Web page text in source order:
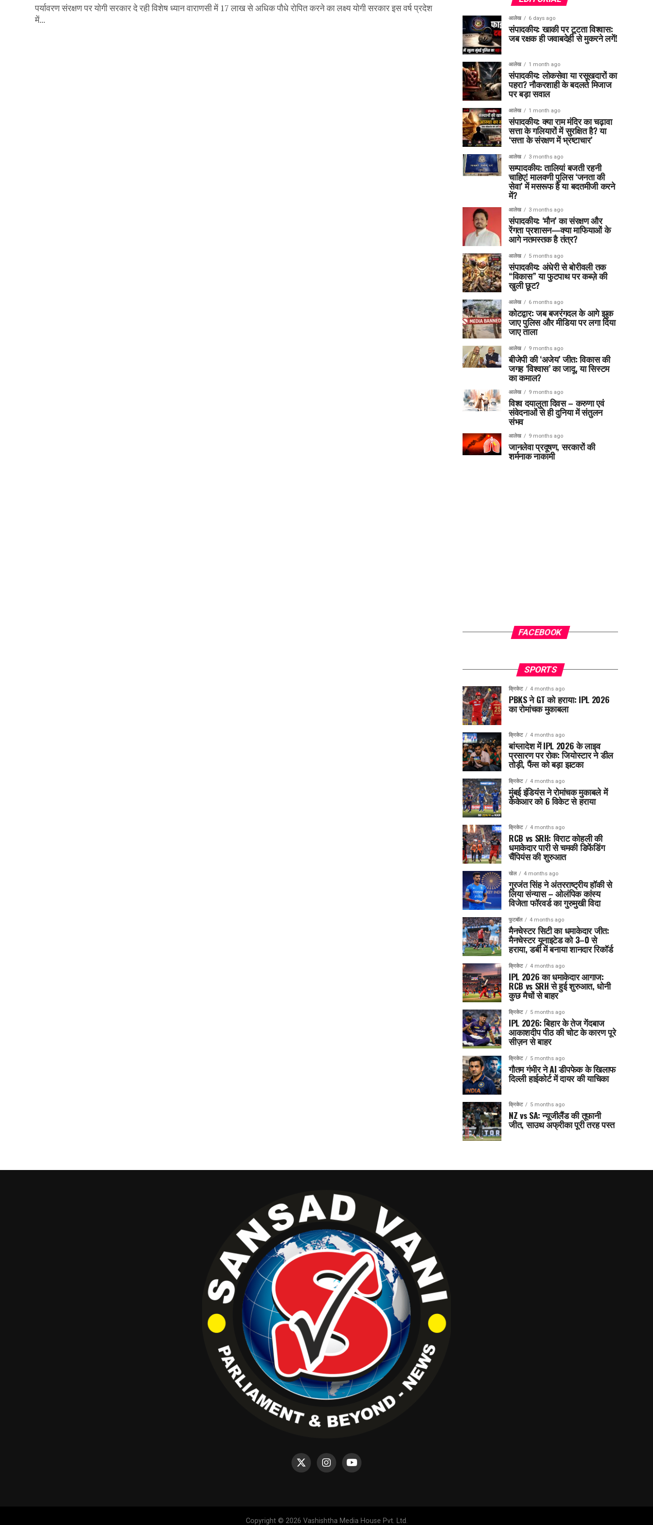
पर्यावरण संरक्षण पर योगी सरकार दे रही विशेष ध्यान वाराणसी में 17 लाख से अधिक पौधे रोपित करने का लक्ष्य योगी सरकार इस वर्ष प्रदेश
में...
आलेख 6 days ago
संपादकीय: खाकी पर टूटता विश्वास:
जब रक्षक ही जवाबदेही से मुकरने लगें!
आलेख 1 month ago
संपादकीय: लोकसेवा या रसूखदारों का
पहरा? नौकरशाही के बदलते मिजाज
पर बड़ा सवाल
आलेख 1 month ago
संपादकीय: क्या राम मंदिर का चढ़ावा
सत्ता के गलियारों में सुरक्षित है? या
‘सत्ता के संरक्षण में भ्रष्टाचार’
आलेख 3 months ago
सम्पादकीय: तालियां बजती रहनी
चाहिए! मालवणी पुलिस ‘जनता की
सेवा’ में मसरूफ है या बदतमीजी करने
में?
आलेख 3 months ago
संपादकीय: ‘मौन’ का संरक्षण और
रेंगता प्रशासन—क्या माफियाओं के
आगे नतमस्तक है तंत्र?
आलेख 5 months ago
संपादकीय: अंधेरी से बोरीवली तक
“विकास” या फुटपाथ पर कब्ज़े की
खुली छूट?
आलेख 6 months ago
कोटद्वार: जब बजरंगदल के आगे झुक
जाए पुलिस और मीडिया पर लगा दिया
जाए ताला
आलेख 9 months ago
बीजेपी की ‘अजेय’ जीत: विकास की
जगह ‘विश्वास’ का जादू, या सिस्टम
का कमाल?
आलेख 9 months ago
विश्व दयालुता दिवस – करुणा एवं
संवेदनाओं से ही दुनिया में संतुलन
संभव
आलेख 9 months ago
जानलेवा प्रदूषण, सरकारों की
शर्मनाक नाकामी
FACEBOOK
SPORTS
क्रिकेट 4 months ago
PBKS ने GT को हराया: IPL 2026
का रोमांचक मुकाबला
क्रिकेट 4 months ago
बांग्लादेश में IPL 2026 के लाइव
प्रसारण पर रोक: जियोस्टार ने डील
तोड़ी, फैंस को बड़ा झटका
क्रिकेट 4 months ago
मुंबई इंडियंस ने रोमांचक मुकाबले में
केकेआर को 6 विकेट से हराया
क्रिकेट 4 months ago
RCB vs SRH: विराट कोहली की
धमाकेदार पारी से चमकी डिफेंडिंग
चैंपियंस की शुरुआत
खेल 4 months ago
गुरजंत सिंह ने अंतरराष्ट्रीय हॉकी से
लिया संन्यास – ओलंपिक कांस्य
विजेता फॉरवर्ड का गुरुमुखी विदा
फुटबॉल 4 months ago
मैनचेस्टर सिटी का धमाकेदार जीत:
मैनचेस्टर यूनाइटेड को 3–0 से
हराया, डर्बी में बनाया शानदार रिकॉर्ड
क्रिकेट 4 months ago
IPL 2026 का धमाकेदार आगाज:
RCB vs SRH से हुई शुरुआत, धोनी
कुछ मैचों से बाहर
क्रिकेट 5 months ago
IPL 2026: बिहार के तेज गेंदबाज
आकाशदीप पीठ की चोट के कारण पूरे
सीज़न से बाहर
क्रिकेट 5 months ago
गौतम गंभीर ने AI डीपफेक के खिलाफ
दिल्ली हाईकोर्ट में दायर की याचिका
क्रिकेट 5 months ago
NZ vs SA: न्यूजीलैंड की तूफानी
जीत, साउथ अफ्रीका पूरी तरह पस्त
Copyright © 2026 Vashishtha Media House Pvt. Ltd.